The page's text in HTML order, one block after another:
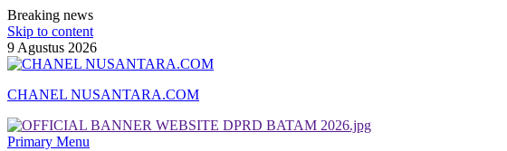
Breaking news
Skip to content
9 Agustus 2026
CHANEL NUSANTARA.COM
Primary Menu